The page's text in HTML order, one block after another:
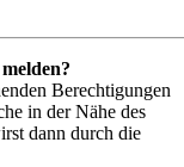
Berechtigungen
in der Nähe des
dann durch die